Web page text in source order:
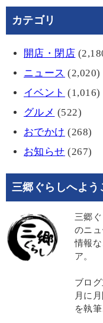
カテゴリ
開店・閉店
ニュース (2,020)
イベント (1,016)
グルメ (522)
おでかけ (268)
お知らせ (267)
三郷ぐらしへよう
三郷
のニ
情報
ア。
ブロ
月に
を執